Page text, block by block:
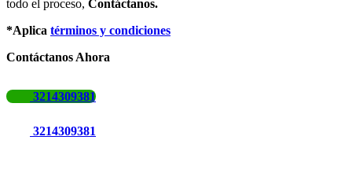
todo el proceso, Contáctanos.
*Aplica términos y condiciones
Contáctanos Ahora
3214309381
3214309381